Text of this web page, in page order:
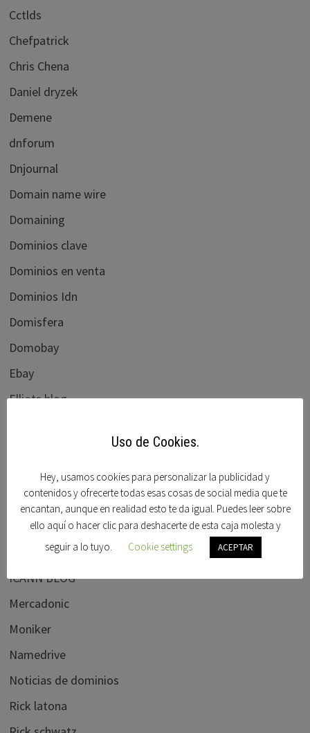
Cctlds
Chefpatrick
Chris Chena
Daniel dryzek
Demene
dnforum
Dnjournal
Domain name wire
Domaining
Dominios clave
Dominios en venta
Dominios Idn
Domisfera
Domobay
Ebay
Elliots blog
Foro dominios
Frank schilling
Godaddy
Hispanom
ICANN BLOG
Mercadonic
Moniker
Namedrive
Noticias de dominios
Rick latona
Uso de Cookies.
Hey, usamos cookies para personalizar la publicidad y
contenidos y ofrecerte todas esas cosas de social media que te
encantan, aunque en realidad esto te da igual. Puedes leer sobre
ello aquí o hacer clic para deshacerte de esta caja molesta y
seguir a lo tuyo.
Cookie settings ACEPTAR